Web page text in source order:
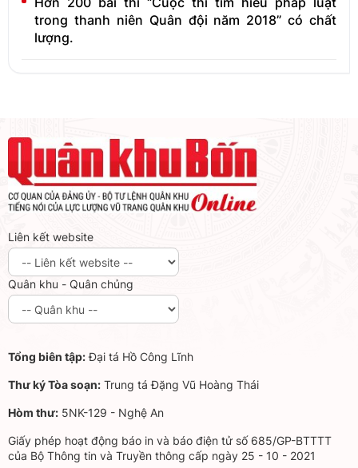
trong thanh niên Quân đội năm 2018” có chất
lượng.
Liên kết website
Quân khu - Quân chủng
Tổng biên tập:Đại tá Hồ Công Lĩnh
Thư ký Tòa soạn: Trung tá Đặng Vũ Hoàng Thái
Hòm thư: 5NK-129 - Nghệ An
Giấy phép hoạt động báo in và báo điện tử số 685/GP-BTTTT
của Bộ Thông tin và Truyền thông cấp ngày 25 - 10 - 2021